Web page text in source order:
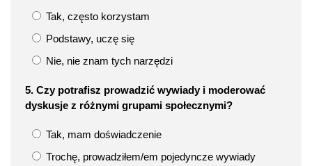
Tak, często korzystam
Podstawy, uczę się
Nie, nie znam tych narzędzi
5. Czy potrafisz prowadzić wywiady i moderować
dyskusje z różnymi grupami społecznymi?
Tak, mam doświadczenie
Trochę, prowadziłem/em pojedyncze wywiady